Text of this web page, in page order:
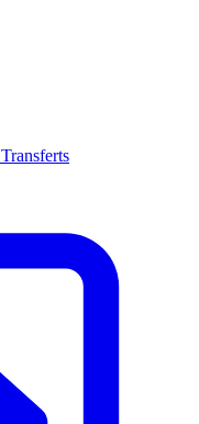
Transferts